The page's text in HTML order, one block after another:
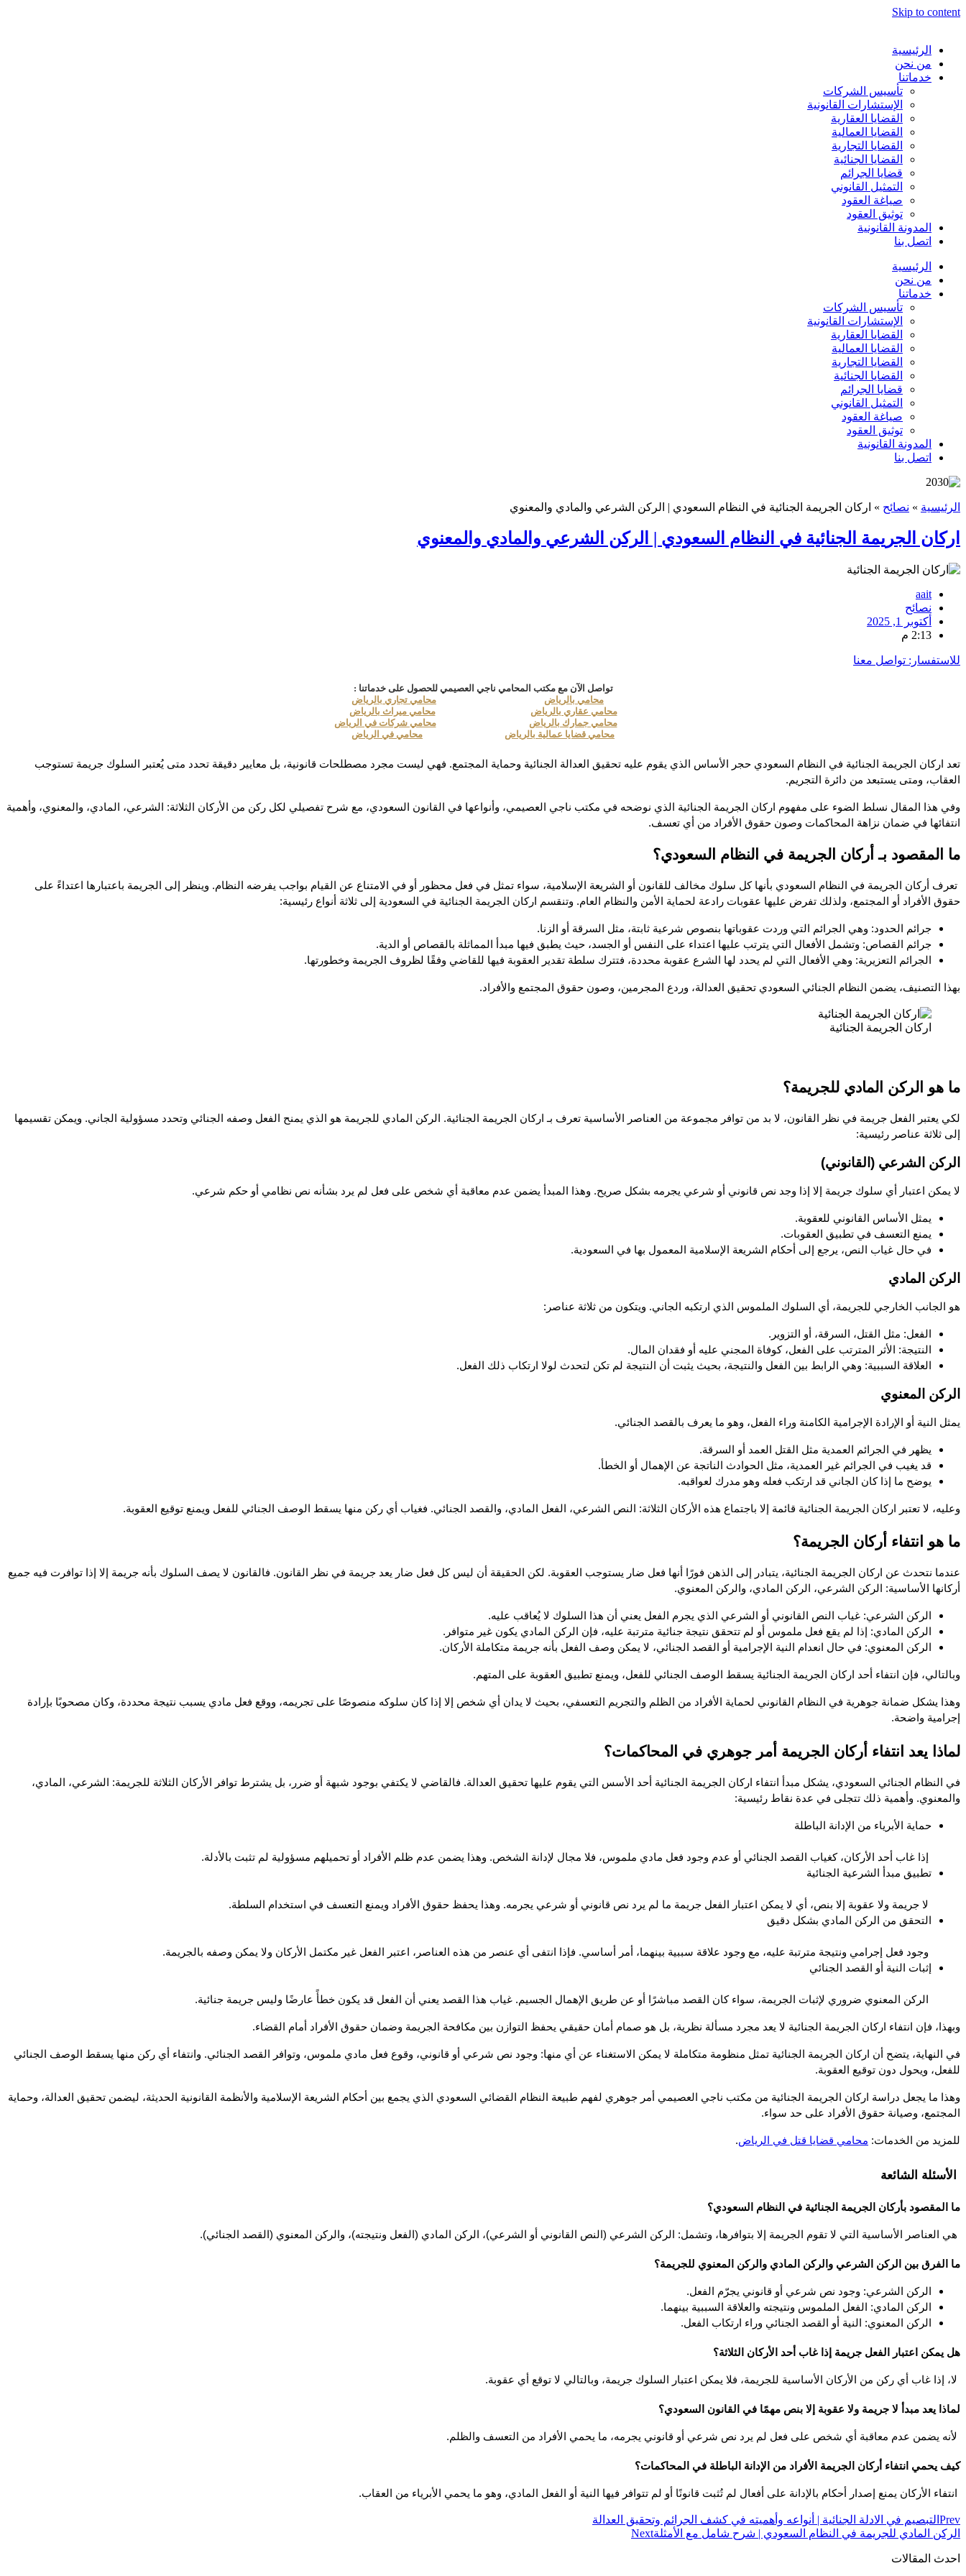
Skip to content
الرئيسية
من نحن
خدماتنا
تأسيس الشركات
الإستشارات القانونية
القضايا العقارية
القضايا العمالية
القضايا التجارية
القضايا الجنائية
قضايا الجرائم
التمثيل القانوني
صياغة العقود
توثيق العقود
المدونة القانونية
اتصل بنا
الرئيسية
من نحن
خدماتنا
تأسيس الشركات
الإستشارات القانونية
القضايا العقارية
القضايا العمالية
القضايا التجارية
القضايا الجنائية
قضايا الجرائم
التمثيل القانوني
صياغة العقود
توثيق العقود
المدونة القانونية
اتصل بنا
الرئيسية » نصائح » اركان الجريمة الجنائية في النظام السعودي | الركن الشرعي والمادي والمعنوي
اركان الجريمة الجنائية في النظام السعودي | الركن الشرعي والمادي والمعنوي
aait
نصائح
أكتوبر 1, 2025
2:13 م
للاستفسار: تواصل معنا
تواصل الآن مع مكتب المحامي ناجي العصيمي للحصول على خدماتنا :
محامي بالرياض
محامي تجاري بالرياض
محامي عقاري بالرياض
محامي ميراث بالرياض
محامي جمارك بالرياض
محامي شركات في الرياض
محامي قضايا عمالية بالرياض
محامي في الرياض
العقاب، ومتى يستبعد من دائرة التجريم.
انتفائها في ضمان نزاهة المحاكمات وصون حقوق الأفراد من أي تعسف.
ما المقصود بـ أركان الجريمة في النظام السعودي؟
حقوق الأفراد أو المجتمع، ولذلك تفرض عليها عقوبات رادعة لحماية الأمن والنظام العام. وتنقسم اركان الجريمة الجنائية في السعودية إلى ثلاثة أنواع رئيسية:
جرائم الحدود: وهي الجرائم التي وردت عقوباتها بنصوص شرعية ثابتة، مثل السرقة أو الزنا.
جرائم القصاص: وتشمل الأفعال التي يترتب عليها اعتداء على النفس أو الجسد، حيث يطبق فيها مبدأ المماثلة بالقصاص أو الدية.
الجرائم التعزيرية: وهي الأفعال التي لم يحدد لها الشرع عقوبة محددة، فتترك سلطة تقدير العقوبة فيها للقاضي وفقًا لظروف الجريمة وخطورتها.
بهذا التصنيف، يضمن النظام الجنائي السعودي تحقيق العدالة، وردع المجرمين، وصون حقوق المجتمع والأفراد.
اركان الجريمة الجنائية
ما هو الركن المادي للجريمة؟
إلى ثلاثة عناصر رئيسية:
الركن الشرعي (القانوني)
لا يمكن اعتبار أي سلوك جريمة إلا إذا وجد نص قانوني أو شرعي يجرمه بشكل صريح. وهذا المبدأ يضمن عدم معاقبة أي شخص على فعل لم يرد بشأنه نص نظامي أو حكم شرعي.
يمثل الأساس القانوني للعقوبة.
يمنع التعسف في تطبيق العقوبات.
في حال غياب النص، يرجع إلى أحكام الشريعة الإسلامية المعمول بها في السعودية.
الركن المادي
هو الجانب الخارجي للجريمة، أي السلوك الملموس الذي ارتكبه الجاني. ويتكون من ثلاثة عناصر:
الفعل: مثل القتل، السرقة، أو التزوير.
النتيجة: الأثر المترتب على الفعل، كوفاة المجني عليه أو فقدان المال.
العلاقة السببية: وهي الرابط بين الفعل والنتيجة، بحيث يثبت أن النتيجة لم تكن لتحدث لولا ارتكاب ذلك الفعل.
الركن المعنوي
يمثل النية أو الإرادة الإجرامية الكامنة وراء الفعل، وهو ما يعرف بالقصد الجنائي.
يظهر في الجرائم العمدية مثل القتل العمد أو السرقة.
قد يغيب في الجرائم غير العمدية، مثل الحوادث الناتجة عن الإهمال أو الخطأ.
يوضح ما إذا كان الجاني قد ارتكب فعله وهو مدرك لعواقبه.
وعليه، لا تعتبر اركان الجريمة الجنائية قائمة إلا باجتماع هذه الأركان الثلاثة: النص الشرعي، الفعل المادي، والقصد الجنائي. فغياب أي ركن منها يسقط الوصف الجنائي للفعل ويمنع توقيع العقوبة.
ما هو انتفاء أركان الجريمة؟
أركانها الأساسية: الركن الشرعي، الركن المادي، والركن المعنوي.
الركن الشرعي: غياب النص القانوني أو الشرعي الذي يجرم الفعل يعني أن هذا السلوك لا يُعاقب عليه.
الركن المادي: إذا لم يقع فعل ملموس أو لم تتحقق نتيجة جنائية مترتبة عليه، فإن الركن المادي يكون غير متوافر.
الركن المعنوي: في حال انعدام النية الإجرامية أو القصد الجنائي، لا يمكن وصف الفعل بأنه جريمة متكاملة الأركان.
وبالتالي، فإن انتفاء أحد اركان الجريمة الجنائية يسقط الوصف الجنائي للفعل، ويمنع تطبيق العقوبة على المتهم.
إجرامية واضحة.
لماذا يعد انتفاء أركان الجريمة أمر جوهري في المحاكمات؟
والمعنوي. وأهمية ذلك تتجلى في عدة نقاط رئيسية:
حماية الأبرياء من الإدانة الباطلة
تطبيق مبدأ الشرعية الجنائية
التحقق من الركن المادي بشكل دقيق
إثبات النية أو القصد الجنائي
وبهذا، فإن انتفاء اركان الجريمة الجنائية لا يعد مجرد مسألة نظرية، بل هو صمام أمان حقيقي يحفظ التوازن بين مكافحة الجريمة وضمان حقوق الأفراد أمام القضاء.
للفعل، ويحول دون توقيع العقوبة.
المجتمع، وصيانة حقوق الأفراد على حد سواء.
للمزيد من الخدمات: محامي قضايا قتل في الرياض.
الأسئلة الشائعة
ما المقصود بأركان الجريمة الجنائية في النظام السعودي؟
ما الفرق بين الركن الشرعي والركن المادي والركن المعنوي للجريمة؟
الركن الشرعي: وجود نص شرعي أو قانوني يجرّم الفعل.
الركن المادي: الفعل الملموس ونتيجته والعلاقة السببية بينهما.
الركن المعنوي: النية أو القصد الجنائي وراء ارتكاب الفعل.
هل يمكن اعتبار الفعل جريمة إذا غاب أحد الأركان الثلاثة؟
لماذا يعد مبدأ لا جريمة ولا عقوبة إلا بنص مهمًا في القانون السعودي؟
كيف يحمي انتفاء أركان الجريمة الأفراد من الإدانة الباطلة في المحاكمات؟
Prev التبصيم في الادلة الجنائية | أنواعه وأهميته في كشف الجرائم وتحقيق العدالة
الركن المادي للجريمة في النظام السعودي | شرح شامل مع الأمثلةNext
احدث المقالات